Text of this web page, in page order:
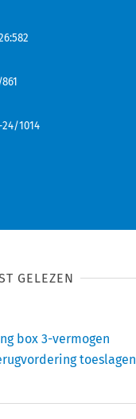
24/1014
GELEZEN
box 3-vermogen
toeslagen